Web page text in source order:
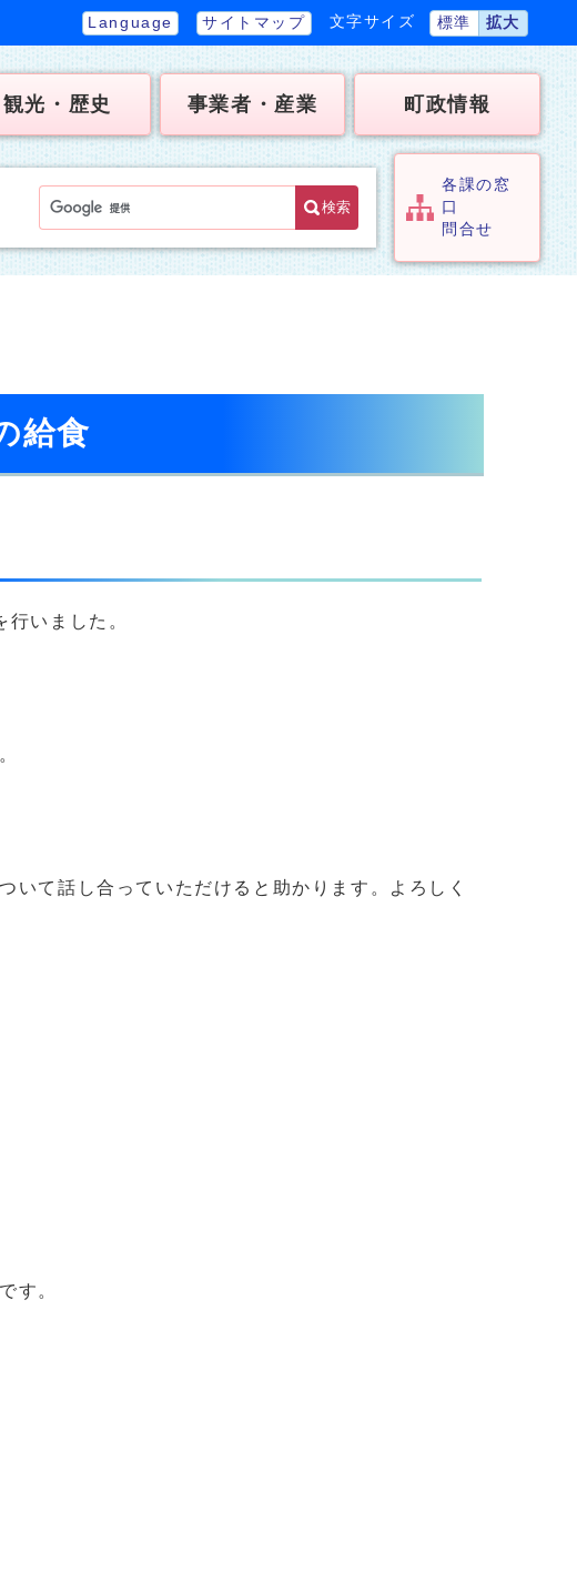
Language サイトマップ 文字サイズ 標準 拡大
観光・歴史 事業者・産業 町政情報
検索
各課の窓
口
問合せ
給食
いました。
て話し合っていただけると助かります。よろしく
す。